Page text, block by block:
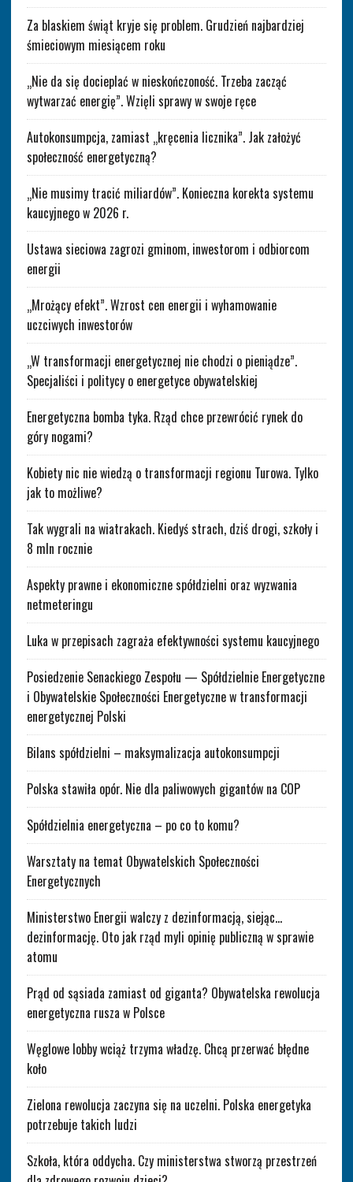
Za blaskiem świąt kryje się problem. Grudzień najbardziej
śmieciowym miesiącem roku
„Nie da się docieplać w nieskończoność. Trzeba zacząć
wytwarzać energię”. Wzięli sprawy w swoje ręce
Autokonsumpcja, zamiast „kręcenia licznika”. Jak założyć
społeczność energetyczną?
„Nie musimy tracić miliardów”. Konieczna korekta systemu
kaucyjnego w 2026 r.
Ustawa sieciowa zagrozi gminom, inwestorom i odbiorcom
energii
„Mrożący efekt”. Wzrost cen energii i wyhamowanie
uczciwych inwestorów
„W transformacji energetycznej nie chodzi o pieniądze”.
Specjaliści i politycy o energetyce obywatelskiej
Energetyczna bomba tyka. Rząd chce przewrócić rynek do
góry nogami?
Kobiety nic nie wiedzą o transformacji regionu Turowa. Tylko
jak to możliwe?
Tak wygrali na wiatrakach. Kiedyś strach, dziś drogi, szkoły i
8 mln rocznie
Aspekty prawne i ekonomiczne spółdzielni oraz wyzwania
netmeteringu
Luka w przepisach zagraża efektywności systemu kaucyjnego
Posiedzenie Senackiego Zespołu — Spółdzielnie Energetyczne
i Obywatelskie Społeczności Energetyczne w transformacji
energetycznej Polski
Bilans spółdzielni – maksymalizacja autokonsumpcji
Polska stawiła opór. Nie dla paliwowych gigantów na COP
Spółdzielnia energetyczna – po co to komu?
Warsztaty na temat Obywatelskich Społeczności
Energetycznych
Ministerstwo Energii walczy z dezinformacją, siejąc…
dezinformację. Oto jak rząd myli opinię publiczną w sprawie
atomu
Prąd od sąsiada zamiast od giganta? Obywatelska rewolucja
energetyczna rusza w Polsce
Węglowe lobby wciąż trzyma władzę. Chcą przerwać błędne
koło
Zielona rewolucja zaczyna się na uczelni. Polska energetyka
potrzebuje takich ludzi
Szkoła, która oddycha. Czy ministerstwa stworzą przestrzeń